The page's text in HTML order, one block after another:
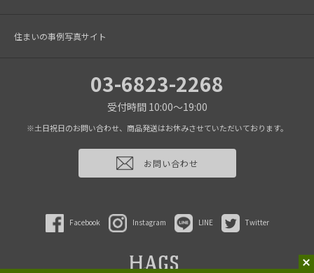
住まいの事例写真サイト
03-6823-2268
受付時間 10:00～19:00
※土日祝日のお問い合わせ、商品発送はお休みさせていただいております。
お問い合わせ
Facebook Instagram LINE Twitter